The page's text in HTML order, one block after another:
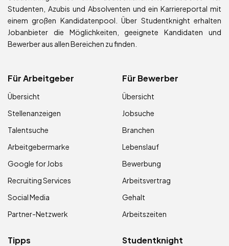
Studenten, Azubis und Absolventen und ein Karriereportal mit
einem großen Kandidatenpool. Über Studentknight erhalten
Jobanbieter die Möglichkeiten, geeignete Kandidaten und
Bewerber aus allen Bereichen zu finden.
Für Arbeitgeber
Übersicht
Stellenanzeigen
Talentsuche
Arbeitgebermarke
Google for Jobs
Recruiting Services
Social Media
Partner-Netzwerk
Für Bewerber
Übersicht
Jobsuche
Branchen
Lebenslauf
Bewerbung
Arbeitsvertrag
Gehalt
Arbeitszeiten
Tipps Studentknight